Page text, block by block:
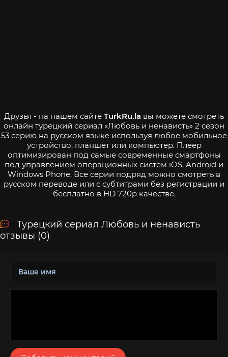
Друзья - на нашем сайте TurkRu.la вы можете смотреть
онлайн турецкий сериал «Любовь и ненависть» 2 сезон
53 серию на русском языке используя любое мобильное
устройство, планшет или компьютер. Плеер
оптимизирован под самые современные смартфоны
под управлением операционных систем iOS, Android и
Windows Phone. Все серии подряд можно смотреть в
русском переводе или с субтитрами без регистрации и
бесплатно в HD 720p качестве.
Турецкий сериал Любовь и ненависть
отзывы (0)